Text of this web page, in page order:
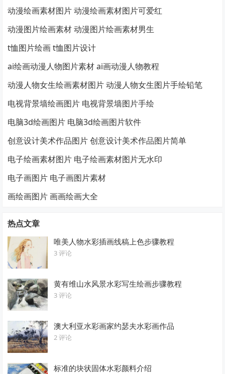
动漫绘画素材图片 动漫绘画素材图片可爱红
动漫图片绘画素材 动漫图片绘画素材男生
t恤图片绘画 t恤图片设计
ai绘画动漫人物图片素材 ai画动漫人物教程
动漫人物女生绘画素材图片 动漫人物女生图片手绘铅笔
电视背景墙绘画图片 电视背景墙图片手绘
电脑3d绘画图片 电脑3d绘画图片软件
创意设计美术作品图片 创意设计美术作品图片简单
电子绘画素材图片 电子绘画素材图片无水印
电子画图片 电子画图片素材
画绘画图片 画画绘画大全
热点文章
唯美人物水彩插画线稿上色步骤教程
3 评论
黄有维山水风景水彩写生绘画步骤教程
3 评论
澳大利亚水彩画家约瑟夫水彩画作品
2 评论
标准的块状固体水彩颜料介绍